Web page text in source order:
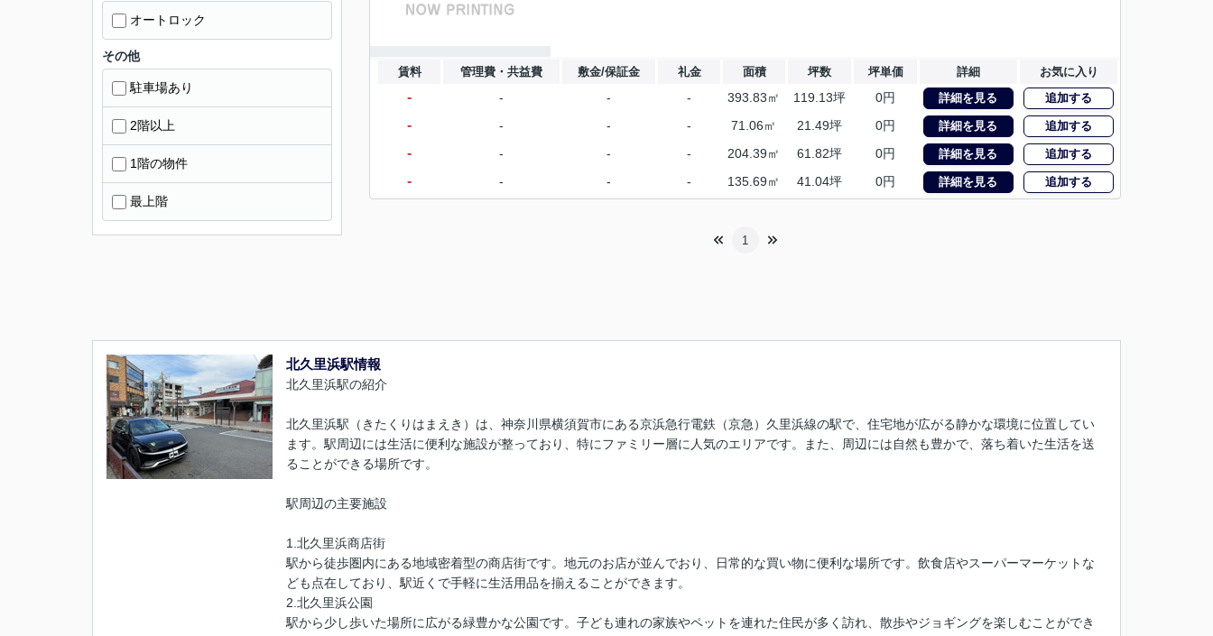
賃料 管理費・共益費 敷金/保証金 礼金 面積 坪数 坪単価 詳細 お気に入り
- - - - 393.83㎡ 119.13坪 0円 詳細を見る 追加する
- - - - 71.06㎡ 21.49坪 0円 詳細を見る 追加する
- - - - 204.39㎡ 61.82坪 0円 詳細を見る 追加する
- - - - 135.69㎡ 41.04坪 0円 詳細を見る 追加する
1
オートロック
その他
駐車場あり
2階以上
1階の物件
最上階
北久里浜駅情報
北久里浜駅の紹介
北久里浜駅（きたくりはまえき）は、神奈川県横須賀市にある京浜急行電鉄（京急）久里浜線の駅で、住宅地が広がる静かな環境に位置してい
ます。駅周辺には生活に便利な施設が整っており、特にファミリー層に人気のエリアです。また、周辺には自然も豊かで、落ち着いた生活を送
ることができる場所です。
駅周辺の主要施設
1.北久里浜商店街
駅から徒歩圏内にある地域密着型の商店街です。地元のお店が並んでおり、日常的な買い物に便利な場所です。飲食店やスーパーマーケットな
ども点在しており、駅近くで手軽に生活用品を揃えることができます。
2.北久里浜公園
駅から少し歩いた場所に広がる緑豊かな公園です。子ども連れの家族やペットを連れた住民が多く訪れ、散歩やジョギングを楽しむことができ